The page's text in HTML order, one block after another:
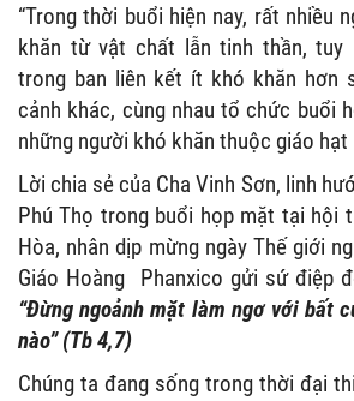
“Trong thời buổi hiện nay, rất nhiều
khăn từ vật chất lẫn tinh thần, tuy
trong ban liên kết ít khó khăn hơn
cảnh khác, cùng nhau tổ chức buổi
những người khó khăn thuộc giáo hạt
Lời chia sẻ của Cha Vinh Sơn, linh
Phú Thọ trong buổi họp mặt tại hội
Hòa, nhân dịp mừng ngày Thế giới
Giáo Hoàng Phanxico gửi sứ điệp
“Đừng ngoảnh mặt làm ngơ với bất
nào” (Tb 4,7)
Chúng ta đang sống trong thời đại